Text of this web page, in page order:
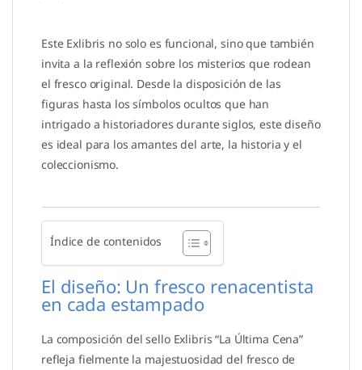
Este Exlibris no solo es funcional, sino que también
invita a la reflexión sobre los misterios que rodean
el fresco original. Desde la disposición de las
figuras hasta los símbolos ocultos que han
intrigado a historiadores durante siglos, este diseño
es ideal para los amantes del arte, la historia y el
coleccionismo.
Índice de contenidos
El diseño: Un fresco renacentista
en cada estampado
La composición del sello Exlibris “La Última Cena”
refleja fielmente la majestuosidad del fresco de